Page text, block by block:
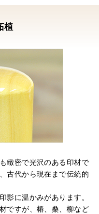
まず、仏壇に置い
て汚れてる印鑑を
かったものですか
れるようになり申
はありませんが、
うメールを早く送
とうございまし
植
緻密で光沢のある印材で
古代から現在まで伝統的
影に温かみがあります。
ですが、椿、桑、柳など